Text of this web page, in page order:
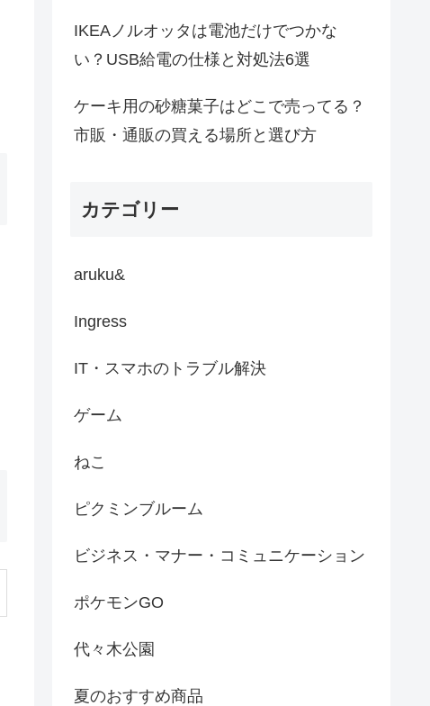
IKEAノルオッタは電池だけでつかな
い？USB給電の仕様と対処法6選
ケーキ用の砂糖菓子はどこで売ってる？
市販・通販の買える場所と選び方
カテゴリー
aruku&
Ingress
IT・スマホのトラブル解決
ゲーム
ねこ
ピクミンブルーム
ビジネス・マナー・コミュニケーション
ポケモンGO
代々木公園
夏のおすすめ商品